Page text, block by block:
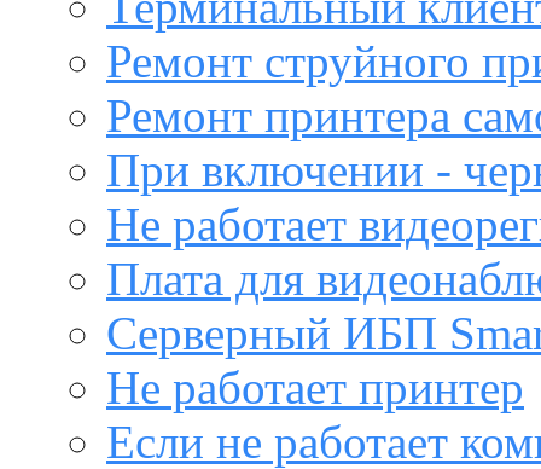
Ремонт струйного
Ремонт принтера
При включении -
Не работает
Плата для
Серверный ИБП
Не работает принтер
Если не работает